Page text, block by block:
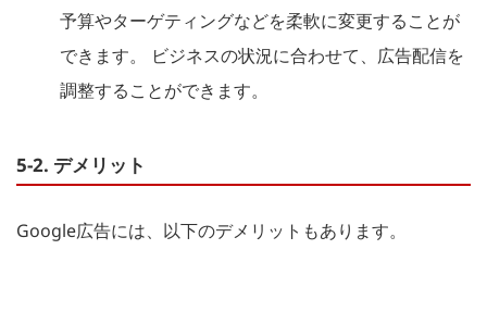
予算やターゲティングなどを柔軟に変更することが
できます。 ビジネスの状況に合わせて、広告配信を
調整することができます。
5-2. デメリット
Google広告には、以下のデメリットもあります。